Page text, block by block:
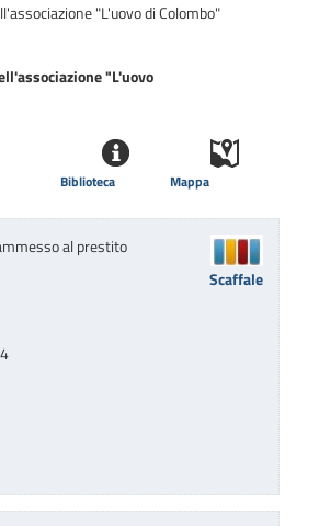
"L'uovo di Colombo"
"L'uovo
Mappa
Biblioteca
al prestito
Scaffale